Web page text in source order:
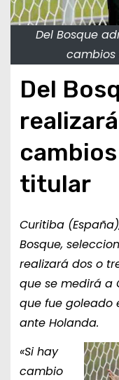
Del Bosque
cambios
Del
titular
Curitiba
Bosque,
realizará dos o
que se medirá a
que fue goleado
ante Holanda.
«Si hay
cambio